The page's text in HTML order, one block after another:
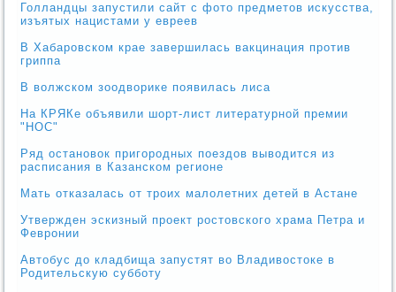
Голландцы запустили сайт с фото предметов искусства,
изъятых нацистами у евреев
В Хабаровском крае завершилась вакцинация против
гриппа
В волжском зоодворике появилась лиса
На КРЯКе объявили шорт-лист литературной премии
"НОС"
Ряд остановок пригородных поездов выводится из
расписания в Казанском регионе
Мать отказалась от троих малолетних детей в Астане
Утвержден эскизный проект ростовского храма Петра и
Февронии
Автобус до кладбища запустят во Владивостоке в
Родительскую субботу